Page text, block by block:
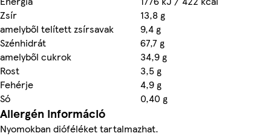
Zsír
13,8 g
amelyből telített zsírsavak
9,4 g
Szénhidrát
67,7 g
amelyből cukrok
34,9 g
Rost
3,5 g
Fehérje
4,9 g
Só
0,40 g
Allergén információ
Nyomokban dióféléket tartalmazhat.